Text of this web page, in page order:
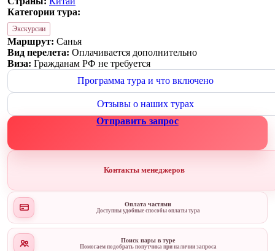
Категории тура:
Экскурсии
Маршрут: Санья
Вид перелета: Оплачивается дополнительно
Виза: Гражданам РФ не требуется
Программа тура и что включено
Отзывы о наших турах
Отправить запрос
Контакты менеджеров
Оплата частями
Доступны удобные способы оплаты тура
Поиск пары в туре
Помогаем подобрать попутчика при наличии запроса